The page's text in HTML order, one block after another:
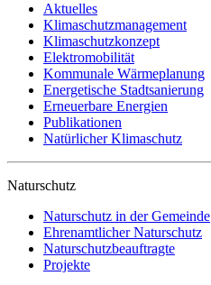
Aktuelles
Klimaschutzmanagement
Klimaschutzkonzept
Elektromobilität
Kommunale Wärmeplanung
Energetische Stadtsanierung
Erneuerbare Energien
Publikationen
Natürlicher Klimaschutz
Naturschutz
Naturschutz in der Gemeinde
Ehrenamtlicher Naturschutz
Naturschutzbeauftragte
Projekte